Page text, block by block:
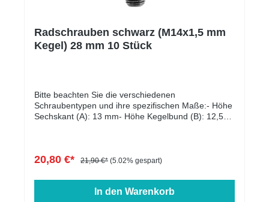
es je nach Auftragslage zu Verzögerungen kommen.
dadurch eintragungsfrei.** Der Preis für die Montage
wird individuell auf Ihr Fahrzeug berechnet und wird
daher weder angezeigt noch berechnet.
Radschrauben schwarz (M14x1,5 mm
Kegel) 28 mm 10 Stück
Bitte beachten Sie die verschiedenen
Schraubentypen und ihre spezifischen Maße:- Höhe
Sechskant (A): 13 mm- Höhe Kegelbund (B): 12,5
20,80 €* 21,90 €* (5.02% gespart)
In den Warenkorb